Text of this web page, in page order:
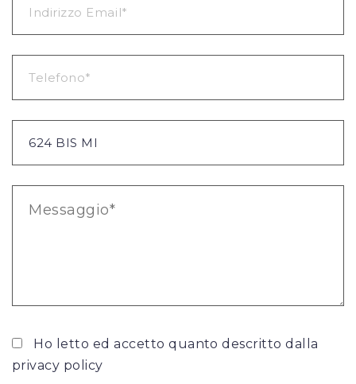
Ho letto ed accetto quanto descritto dalla
privacy policy